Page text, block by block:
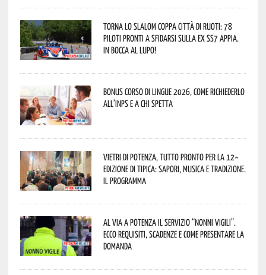
Torna lo Slalom Coppa Città di Ruoti: 78
piloti pronti a sfidarsi sulla ex SS7 Appia.
In bocca al lupo!
Bonus corso di lingue 2026, come richiederlo
all’INPS e a chi spetta
Vietri di Potenza, tutto pronto per la 12^
Edizione di Tipica: sapori, musica e tradizione.
Il programma
Al via a Potenza il servizio “Nonni Vigili”.
Ecco requisiti, scadenze e come presentare la
domanda